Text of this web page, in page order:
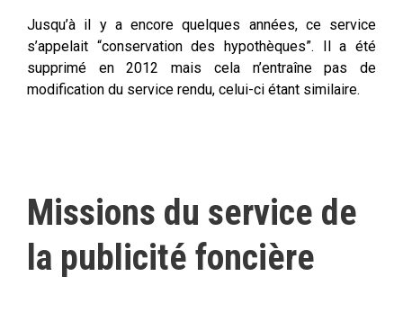
Jusqu’à il y a encore quelques années, ce service
s’appelait “conservation des hypothèques”. Il a été
supprimé en 2012 mais cela n’entraîne pas de
modification du service rendu, celui-ci étant similaire.
Missions du service de
la publicité foncière